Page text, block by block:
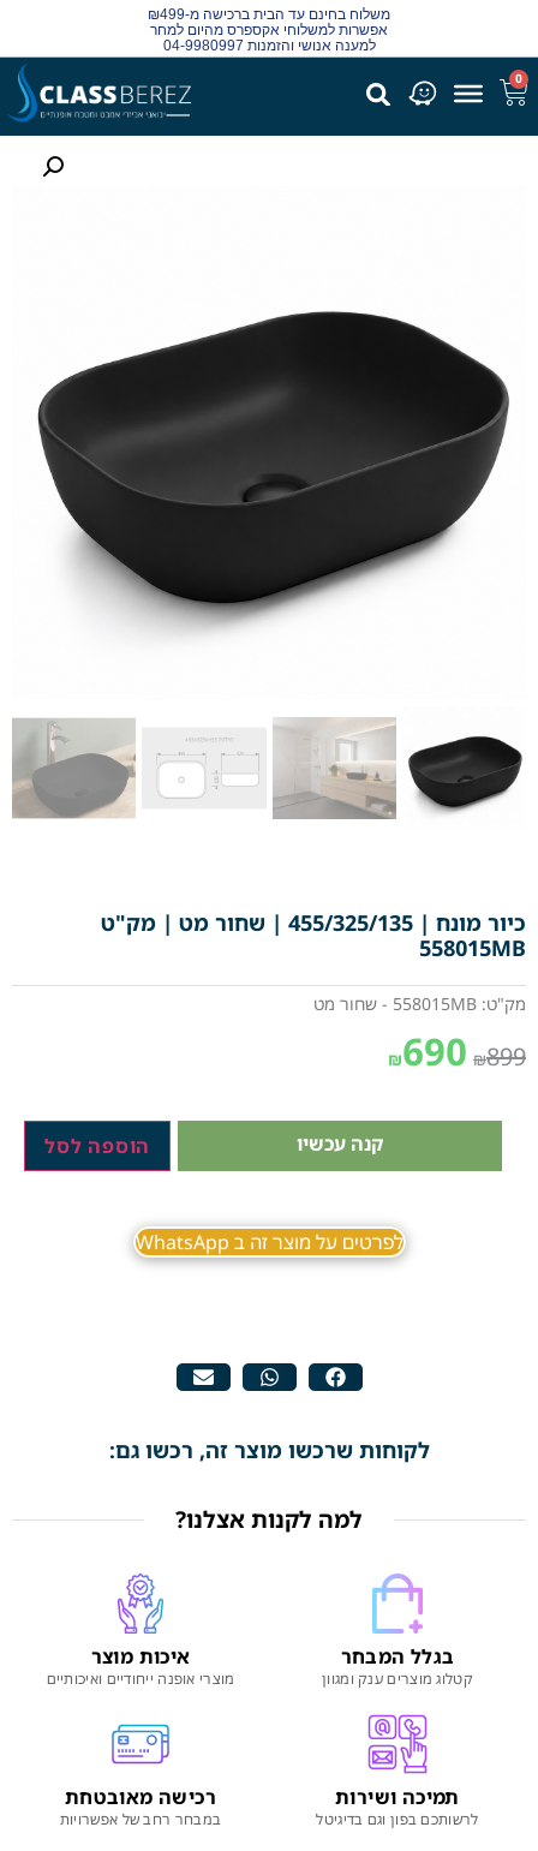
משלוח בחינם עד הבית ברכישה מ-₪499
אפשרות למשלוחי אקספרס מהיום למחר
למענה אנושי והזמנות 04-9980997
0
כיור מונח | 455/325/135 | שחור מט | מק"ט
558015MB
מק"ט: 558015MB - שחור מט
₪899
₪690
קנה עכשיו הוספה לסל
לפרטים על מוצר זה ב WhatsApp
לקוחות שרכשו מוצר זה, רכשו גם:
למה לקנות אצלנו?
בגלל המבחר
קטלוג מוצרים ענק ומגוון
איכות מוצר
מוצרי אופנה ייחודיים ואיכותיים
תמיכה ושירות
לרשותכם בפון וגם בדיגיטל
רכישה מאובטחת
במבחר רחב של אפשרויות